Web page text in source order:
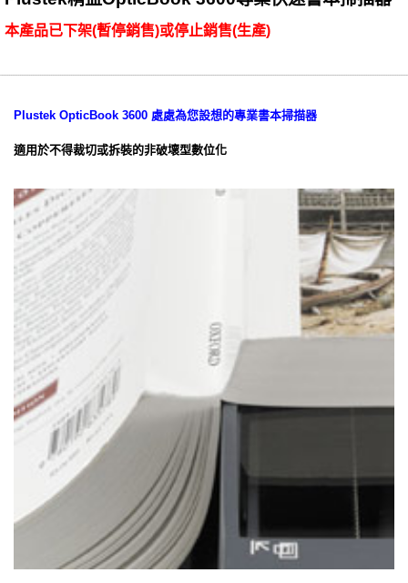
本產品已下架(暫停銷售)或停止銷售(生產)
Plustek OpticBook 3600 處處為您設想的專業書本掃描器
適用於不得裁切或拆裝的非破壞型數位化